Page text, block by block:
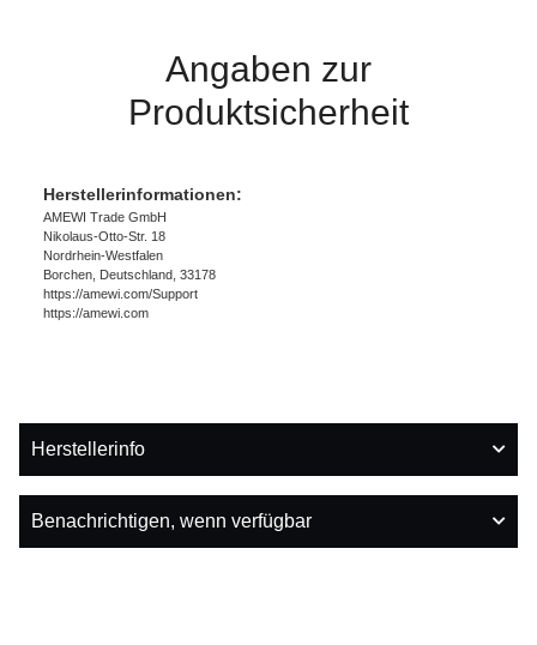
Angaben zur
Produktsicherheit
Herstellerinformationen:
AMEWI Trade GmbH
Nikolaus-Otto-Str. 18
Nordrhein-Westfalen
Borchen, Deutschland, 33178
https://amewi.com/Support
https://amewi.com
Herstellerinfo
Benachrichtigen, wenn verfügbar